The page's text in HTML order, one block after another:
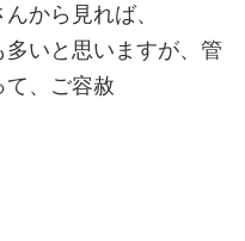
から見れば、
いと思いますが、管
、ご容赦